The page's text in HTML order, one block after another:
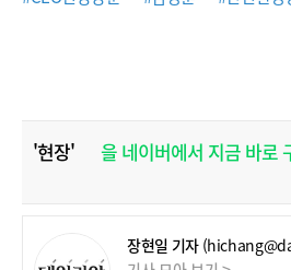
'현장' 을 네이버에서 지금 바로
장현일 기자